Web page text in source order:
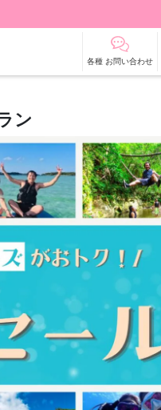
各種 お問い合わせ
レンタカー 観光ツアー
ン